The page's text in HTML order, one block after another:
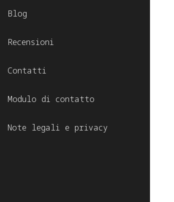
Blog
Recensioni
Contatti
Modulo di contatto
Note legali e privacy